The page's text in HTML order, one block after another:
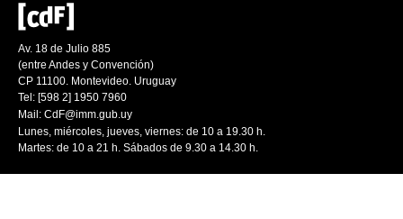
Av. 18 de Julio 885
(entre Andes y Convención)
CP 11100. Montevideo. Uruguay
Tel: [598 2] 1950 7960
Mail: CdF@imm.gub.uy
Lunes, miércoles, jueves, viernes: de 10 a 19.30 h.
Martes: de 10 a 21 h. Sábados de 9.30 a 14.30 h.